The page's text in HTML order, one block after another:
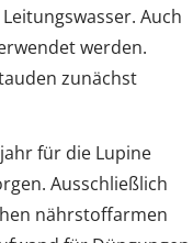
Auch
werden.
zunächst
für die Lupine
Ausschließlich
nährstoffarmen